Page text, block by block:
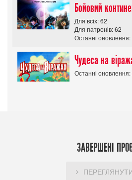
Бойовий
Для всіх: 62
Для патронів: 62
Останні
Чудеса на
Останні
ЗАВЕРШЕНІ